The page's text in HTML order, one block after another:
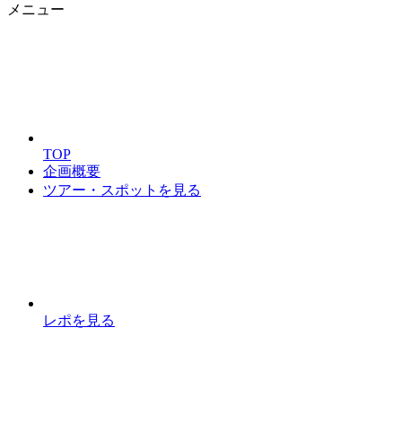
メニュー
TOP
企画概要
ツアー・スポットを見る
レポを見る